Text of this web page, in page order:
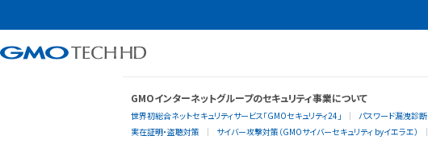
GMOインターネットグループのセキュリティ事業について
世界初総合ネットセキュリティサービス「GMOセキュリティ24」 パスワード漏洩診断
実在証明・盗聴対策
サイバー攻撃対策（GMOサイバーセキュリティ byイエラエ）